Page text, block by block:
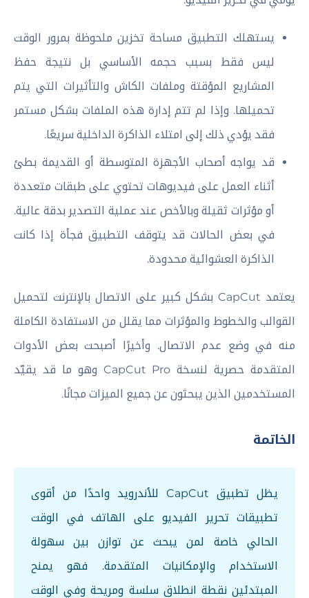
يستهلك التطبيق مساحة تخزين ملحوظة بمرور الوقت
ليس فقط بسبب حجمه الأساسي بل نتيجة حفظ
المشاريع المؤقتة وملفات الكاش والتأثيرات التي يتم
تحميلها. وإذا لم تتم إدارة هذه الملفات بشكل مستمر
فقد يؤدي ذلك إلى امتلاء الذاكرة الداخلية سريعًا.
قد يواجه أصحاب الأجهزة المتوسطة أو القديمة بطئ
أثناء العمل على فيديوهات تحتوي على طبقات متعددة
أو مؤثرات ثقيلة وبالأخص عند عملية التصدير بدقة عالية.
في بعض الحالات قد يتوقف التطبيق فجأة إذا كانت
الذاكرة العشوائية محدودة.
يعتمد CapCut بشكل كبير على الاتصال بالإنترنت لتحميل
القوالب والخطوط والمؤثرات مما يقلل من الاستفادة الكاملة
منه في وضع عدم الاتصال. وأخيرًا أصبحت بعض الأدوات
المتقدمة حصرية لنسخة CapCut Pro وهو ما قد يقيّد
المستخدمين الذين يبحثون عن جميع الميزات مجانًا.
الخاتمة
يظل تطبيق CapCut للأندرويد واحدًا من أقوى
تطبيقات تحرير الفيديو على الهاتف في الوقت
الحالي خاصة لمن يبحث عن توازن بين سهولة
الاستخدام والإمكانيات المتقدمة. فهو يمنح
المبتدئين نقطة انطلاق سلسة ومريحة وفي الوقت